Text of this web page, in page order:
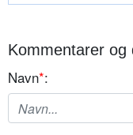
Kommentarer
Navn*: